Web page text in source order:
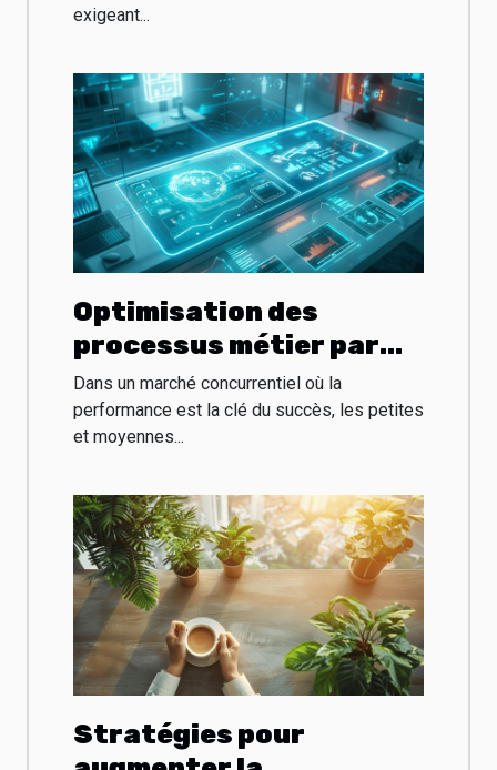
exigeant...
Optimisation des
processus métier par
l'analyse de données en
PME
Dans un marché concurrentiel où la
performance est la clé du succès, les petites
et moyennes...
Stratégies pour